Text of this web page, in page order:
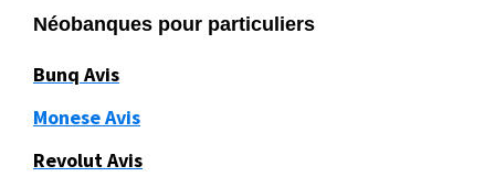
Footer
Néobanques pour particuliers
Bunq Avis
Monese Avis
Revolut Avis